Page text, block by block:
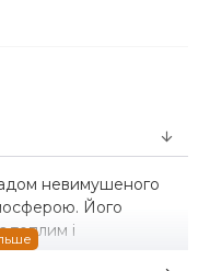
невимушеного
Його
теплим і